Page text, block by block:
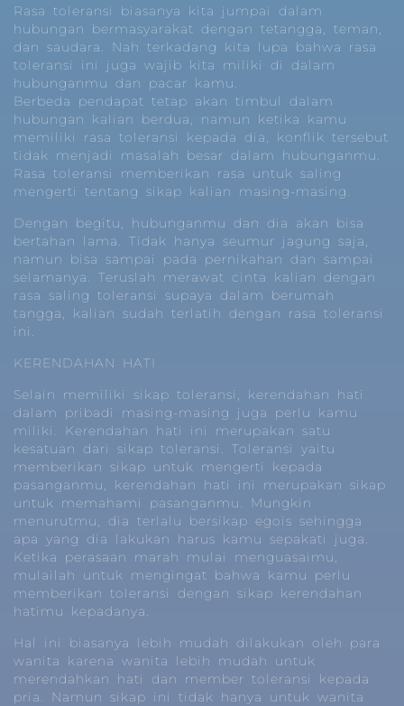
Rasa toleransi biasanya kita jumpai dalam
hubungan bermasyarakat dengan tetangga, teman,
dan saudara. Nah terkadang kita lupa bahwa rasa
toleransi ini juga wajib kita miliki di dalam
hubunganmu dan pacar kamu.
Berbeda pendapat tetap akan timbul dalam
hubungan kalian berdua, namun ketika kamu
memiliki rasa toleransi kepada dia, konflik tersebut
tidak menjadi masalah besar dalam hubunganmu.
Rasa toleransi memberikan rasa untuk saling
mengerti tentang sikap kalian masing-masing.
Dengan begitu, hubunganmu dan dia akan bisa
bertahan lama. Tidak hanya seumur jagung saja,
namun bisa sampai pada pernikahan dan sampai
selamanya. Teruslah merawat cinta kalian dengan
rasa saling toleransi supaya dalam berumah
tangga, kalian sudah terlatih dengan rasa toleransi
ini.
KERENDAHAN HATI
Selain memiliki sikap toleransi, kerendahan hati
dalam pribadi masing-masing juga perlu kamu
miliki. Kerendahan hati ini merupakan satu
kesatuan dari sikap toleransi. Toleransi yaitu
memberikan sikap untuk mengerti kepada
pasanganmu, kerendahan hati ini merupakan sikap
untuk memahami pasanganmu. Mungkin
menurutmu, dia terlalu bersikap egois sehingga
apa yang dia lakukan harus kamu sepakati juga.
Ketika perasaan marah mulai menguasaimu,
mulailah untuk mengingat bahwa kamu perlu
memberikan toleransi dengan sikap kerendahan
hatimu kepadanya.
Hal ini biasanya lebih mudah dilakukan oleh para
wanita karena wanita lebih mudah untuk
merendahkan hati dan member toleransi kepada
pria. Namun sikap ini tidak hanya untuk wanita